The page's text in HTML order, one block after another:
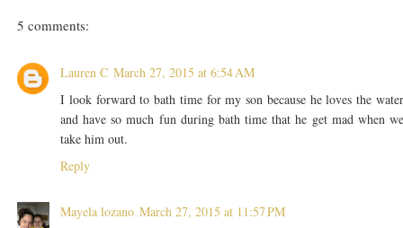
5 comments:
Lauren C March 27, 2015 at 6:54 AM
I look forward to bath time for my son because he loves the
and have so much fun during bath time that he get mad when
take him out.
Reply
Mayela lozano March 27, 2015 at 11:57 PM